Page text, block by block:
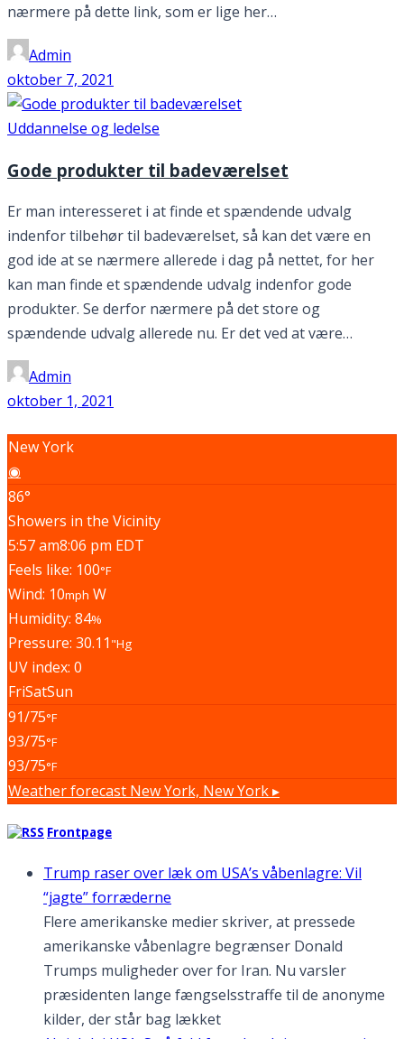
nærmere på dette link, som er lige her…
Admin
oktober 7, 2021
Uddannelse og ledelse
Gode produkter til badeværelset
Er man interesseret i at finde et spændende udvalg
indenfor tilbehør til badeværelset, så kan det være en
god ide at se nærmere allerede i dag på nettet, for her
kan man finde et spændende udvalg indenfor gode
produkter. Se derfor nærmere på det store og
spændende udvalg allerede nu. Er det ved at være…
Admin
oktober 1, 2021
New York
◉
86°
Showers in the Vicinity
5:57 am8:06 pm EDT
Feels like: 100°F
Wind: 10mph W
Humidity: 84%
Pressure: 30.11 "Hg
UV index: 0
FriSatSun
91/75°F
93/75°F
93/75°F
Weather forecast New York, New York ▸
Frontpage
Trump raser over læk om USA’s våbenlagre: Vil
“jagte” forræderne
Flere amerikanske medier skriver, at pressede
amerikanske våbenlagre begrænser Donald
Trumps muligheder over for Iran. Nu varsler
præsidenten lange fængselsstraffe til de anonyme
kilder, der står bag lækket